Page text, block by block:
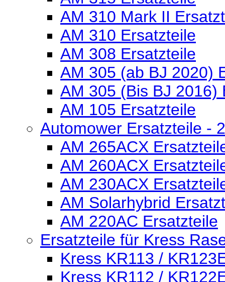
AM 310 Mark II
AM 310 Ersatzteile
AM 308 Ersatzteile
AM 305 (ab BJ 2020)
AM 305 (Bis BJ 2016)
AM 105 Ersatzteile
Automower Ersatzteile -
AM 265ACX
AM 260ACX
AM 230ACX
AM Solarhybrid
AM 220AC Ersatzteile
Ersatzteile für Kress
Kress KR113 /
Kress KR112 /